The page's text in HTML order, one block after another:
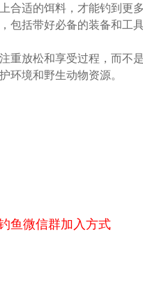
合适的饵料，才能钓到更多
包括带好必备的装备和工
重放松和享受过程，而不
环境和野生动物资源。
鱼微信群加入方式